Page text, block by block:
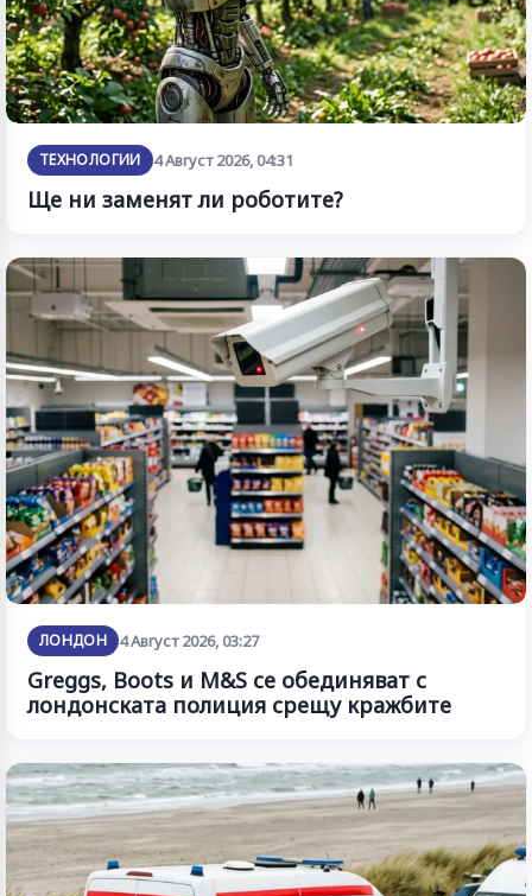
ТЕХНОЛОГИИ 4 Август 2026, 04:31
Ще ни заменят ли роботите?
ЛОНДОН 4 Август 2026, 03:27
Greggs, Boots и M&S се обединяват с
лондонската полиция срещу кражбите